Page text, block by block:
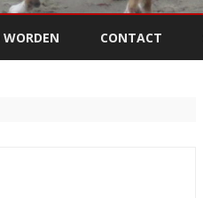
WORDEN CONTACT